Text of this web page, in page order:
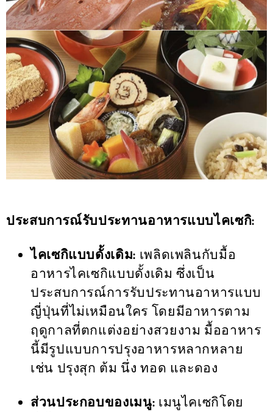
ประสบการณ์รับประทานอาหารแบบไคเซกิ:
ไคเซกิแบบดั้งเดิม: เพลิดเพลินกับมื้อ
อาหารไคเซกิแบบดั้งเดิม ซึ่งเป็น
ประสบการณ์การรับประทานอาหารแบบ
ญี่ปุ่นที่ไม่เหมือนใคร โดยมีอาหารตาม
ฤดูกาลที่ตกแต่งอย่างสวยงาม มื้ออาหาร
นี้มีรูปแบบการปรุงอาหารหลากหลาย
เช่น ปรุงสุก ต้ม นึ่ง ทอด และดอง
ส่วนประกอบของเมนู: เมนูไคเซกิโดย